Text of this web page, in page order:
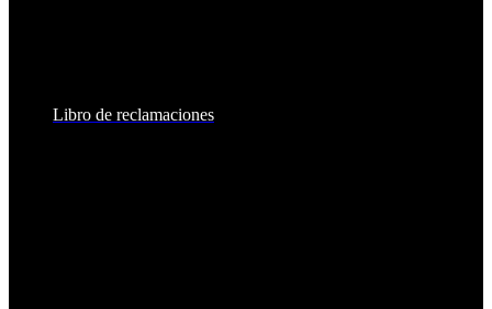
Libro de reclamaciones